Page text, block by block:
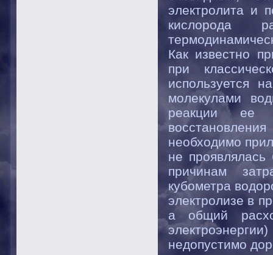
электролита и
кислорода
Как известно
при
используется
молекулами
реакции ее
необходимо
не
причинам
кубометра
электролизе в
а общий
недопустимо